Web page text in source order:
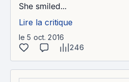
She smiled...
Lire la critique
le 5 oct. 2016
246